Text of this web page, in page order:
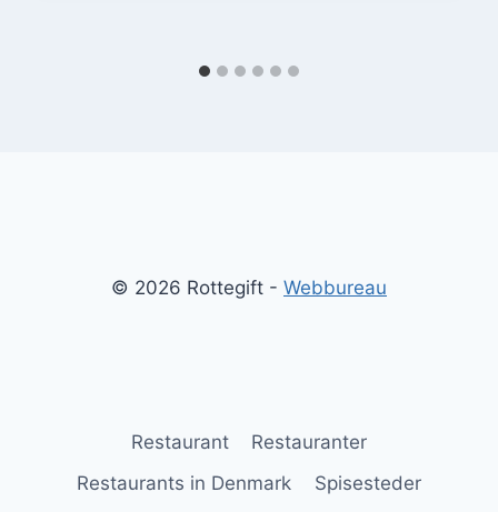
© 2026 Rottegift - Webbureau
Restaurant
Restauranter
Restaurants in Denmark
Spisesteder